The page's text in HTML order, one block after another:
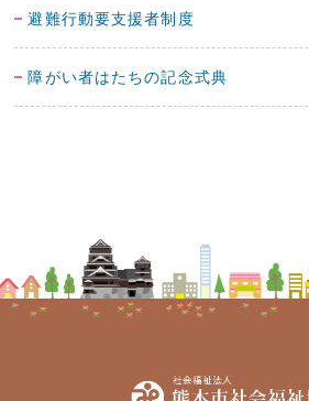
避難行動要支援者制度
障がい者はたちの記念式典